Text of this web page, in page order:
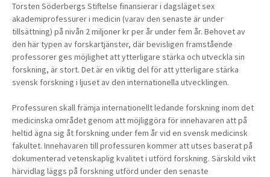
Torsten Söderbergs Stiftelse finansierar i dagsläget sex
akademiprofessurer i medicin (varav den senaste är under
tillsättning) på nivån 2 miljoner kr per år under fem år. Behovet av
den här typen av forskartjänster, där bevisligen framstående
professorer ges möjlighet att ytterligare stärka och utveckla sin
forskning, är stort. Det är en viktig del för att ytterligare stärka
svensk forskning i ljuset av den internationella utvecklingen.
Professuren skall främja internationellt ledande forskning inom det
medicinska området genom att möjliggöra för innehavaren att på
heltid ägna sig åt forskning under fem år vid en svensk medicinsk
fakultet. Innehavaren till professuren kommer att utses baserat på
dokumenterad vetenskaplig kvalitet i utförd forskning. Särskild vikt
härvidlag läggs på forskning utförd under den senaste